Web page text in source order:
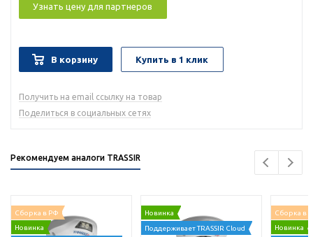
Узнать цену для партнеров
В корзину Купить в 1 клик
Получить на email ссылку на товар
Поделиться в социальных сетях
Рекомендуем аналоги TRASSIR
Сборка в РФ
Новинка
Новинка
Поддерживает TRASSIR Cloud
Сборка в
Новинка